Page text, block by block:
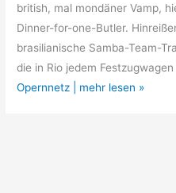
british, mal mondäner Vamp,
Dinner-for-one-Butler.
brasilianische Samba-Team-
die in Rio jedem
Opernnetz | mehr lesen »